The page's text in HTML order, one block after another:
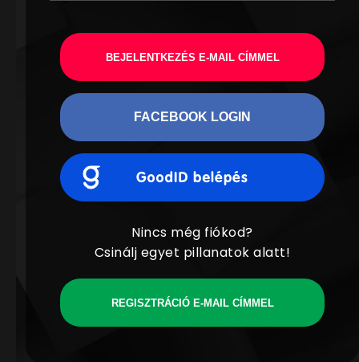
BEJELENTKEZÉS E-MAIL CÍMMEL
FACEBOOK LOGIN
Nincs még fiókod?
Csinálj egyet pillanatok alatt!
REGISZTRÁCIÓ E-MAIL CÍMMEL